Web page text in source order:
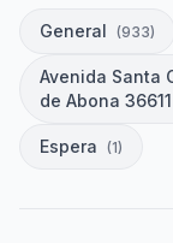
General (933)
Avenida Santa
de Abona 36611
Espera (1)